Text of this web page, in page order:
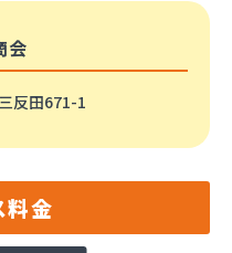
会
反田671-1
料金